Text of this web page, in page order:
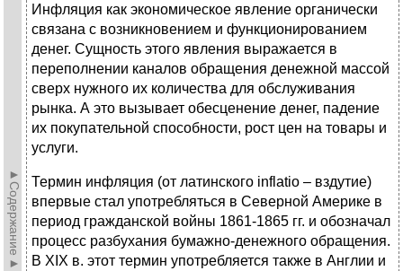
►Содержание►
Инфляция как экономическое явление органически
связана с возникновением и функционированием
денег. Сущность этого явления выражается в
переполнении каналов обращения денежной массой
сверх нужного их количества для обслуживания
рынка. А это вызывает обесценение денег, падение
их покупательной способности, рост цен на товары и
услуги.
Термин инфляция (от латинского inflatio – вздутие)
впервые стал употребляться в Северной Америке в
период гражданской войны 1861-1865 гг. и обозначал
процесс разбухания бумажно-денежного обращения.
В XIX в. этот термин употребляется также в Англии и